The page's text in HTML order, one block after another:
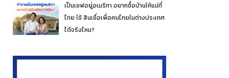
เป็นเชฟอยู่อเมริกา อยากซื้อบ้านให้แม่ที่
ไทย ใช้ สินเชื่อเพื่อคนไทยในต่างประเทศ
ได้จริงไหม?